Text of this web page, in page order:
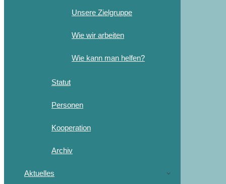
Unsere Zielgruppe
Wie wir arbeiten
Wie kann man helfen?
Statut
Personen
Kooperation
Archiv
Aktuelles